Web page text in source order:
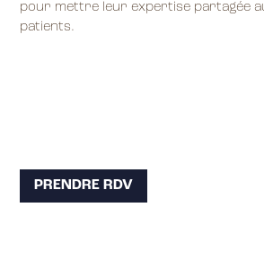
pour mettre leur expertise partagée
patients.
PRENDRE RDV